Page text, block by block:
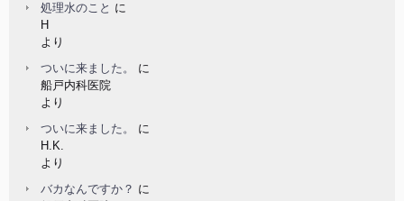
処理水のこと に
H
より
ついに来ました。
に
船戸内科医院
より
ついに来ました。
に
H.K.
より
バカなんですか？ に